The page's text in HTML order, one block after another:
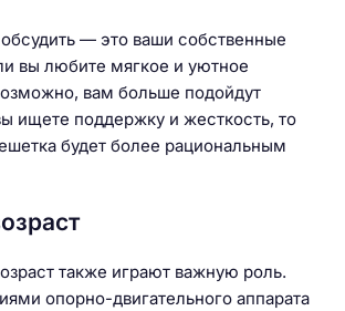
— это ваши собственные
вы любите мягкое и уютное
вам больше подойдут
ищете поддержку и жесткость, то
будет более рациональным
также играют важную роль.
опорно-двигательного аппарата